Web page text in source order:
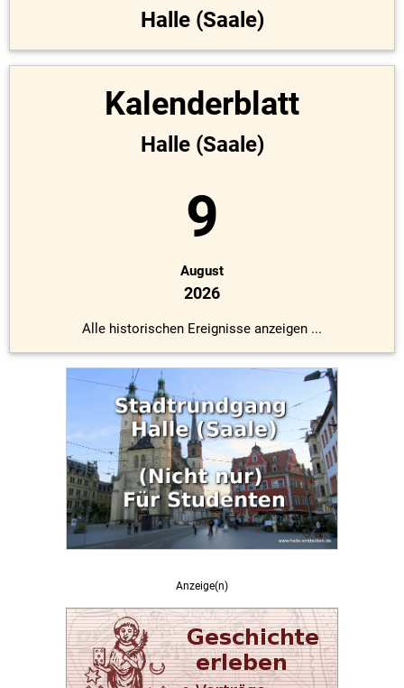
Halle (Saale)
Kalenderblatt
Halle (Saale)
9
August
2026
Alle historischen Ereignisse anzeigen ...
Anzeige(n)